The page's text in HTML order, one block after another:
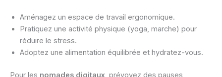
Aménagez un espace de travail ergonomique.
Pratiquez une activité physique (yoga, marche) pour
réduire le stress.
Adoptez une alimentation équilibrée et hydratez-vous.
Pour les nomades digitaux, prévoyez des pauses